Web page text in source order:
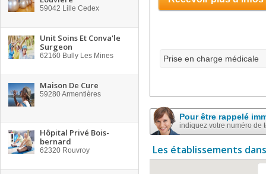
59042 Lille Cedex
Unit Soins Et Conva'le
Surgeon
62160 Bully Les Mines
Maison De Cure
59280Armentières
Hôpital Privé Bois-
bernard
62320 Rouvroy
Prise en charge médicale
Pour être rappelé
indiquez votre numéro de
Les établissements